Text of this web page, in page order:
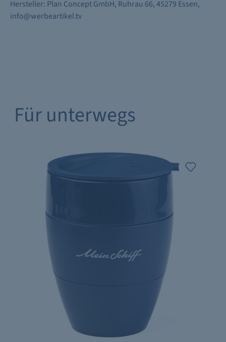
Hersteller: Plan Concept GmbH, Ruhrau 66, 45279 Essen,
info@werbeartikel.tv
Für unterwegs